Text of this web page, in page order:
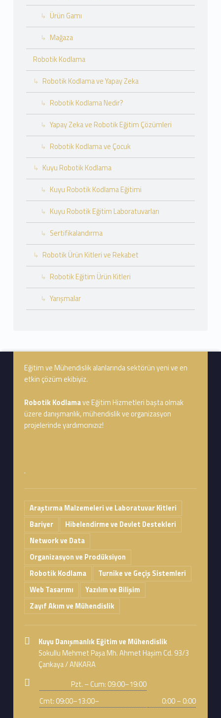
Ürün Gamı
Mağaza
Robotik Kodlama
Robotik Kodlama ve Yapay Zeka
Robotik Kodlama Nedir?
Yapay Zeka ve Robotik Eğitim Çözümleri
Robotik Kodlama ve Çocuk
Kuyu Robotik Kodlama
Kuyu Robotik Kodlama Eğitimi
Kuyu Robotik Eğitim Laboratuvarları
Sertifikalandırma
Robotik Ürün Kitleri ve Rekabet
Robotik Eğitim Ürün Kitleri
Yarışmalar
Footer info sidebar
Eğitim ve Mühendislik alanlarında sektörün yeni ve en
etkin çözüm ekibiyiz.
Robotik Kodlamave Eğitim Hizmetleri başta olmak
üzere danışmanlık, mühendislik ve organizasyon
projelerinde yardımcınızız!
.
Araştırma Malzemeleri ve Laboratuvar Kitleri
Bariyer
Hibelendirme ve Devlet Destekleri
Network ve Data
Organizasyon ve Prodüksiyon
Robotik Kodlama
Turnike ve Geçiş Sistemleri
Web Tasarımı
Yazılım ve Bilişim
Zayıf Akım ve Mühendislik
Address:
Kuyu Danışmanlık Eğitim ve Mühendislik
Sokullu Mehmet Paşa Mh. Ahmet Haşim Cd. 93/3
Çankaya / ANKARA
Pzt. – Cum: 09:00–19:00
Cmt: 09:00–13:00–
0:00 – 0:00